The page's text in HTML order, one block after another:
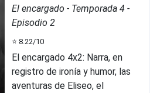
El encargado - Temporada 4 -
Episodio 2
⭐ 8.22/10
El encargado 4x2: Narra, en
registro de ironía y humor, las
aventuras de Eliseo, el